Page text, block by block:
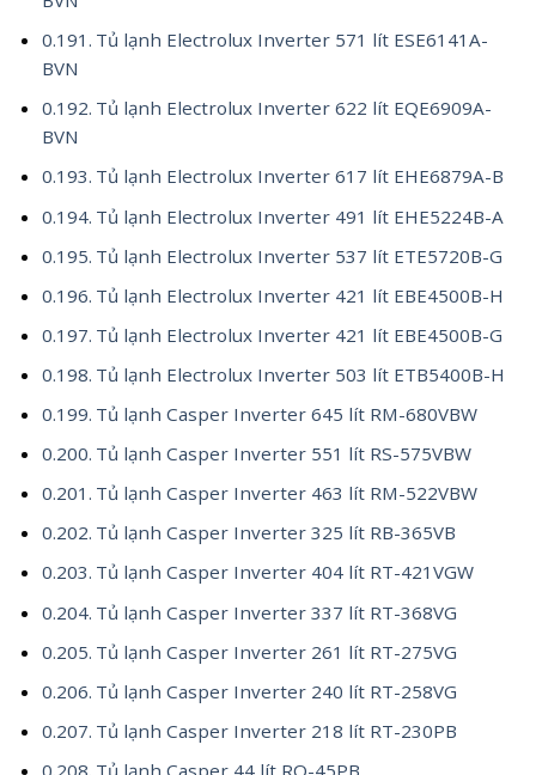
Tủ lạnh Electrolux Inverter 571 lít ESE6141A-
BVN
Tủ lạnh Electrolux Inverter 622 lít EQE6909A-
BVN
Tủ lạnh Electrolux Inverter 617 lít EHE6879A-B
Tủ lạnh Electrolux Inverter 491 lít EHE5224B-A
Tủ lạnh Electrolux Inverter 537 lít ETE5720B-G
Tủ lạnh Electrolux Inverter 421 lít EBE4500B-H
Tủ lạnh Electrolux Inverter 421 lít EBE4500B-G
Tủ lạnh Electrolux Inverter 503 lít ETB5400B-H
Tủ lạnh Casper Inverter 645 lít RM-680VBW
Tủ lạnh Casper Inverter 551 lít RS-575VBW
Tủ lạnh Casper Inverter 463 lít RM-522VBW
Tủ lạnh Casper Inverter 325 lít RB-365VB
Tủ lạnh Casper Inverter 404 lít RT-421VGW
Tủ lạnh Casper Inverter 337 lít RT-368VG
Tủ lạnh Casper Inverter 261 lít RT-275VG
Tủ lạnh Casper Inverter 240 lít RT-258VG
Tủ lạnh Casper Inverter 218 lít RT-230PB